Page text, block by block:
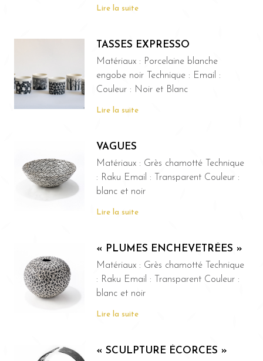
Lire la suite
TASSES EXPRESSO
Matériaux : Porcelaine blanche
engobe noir Technique : Email :
Couleur : Noir et Blanc
Lire la suite
VAGUES
Matériaux : Grès chamotté Technique
: Raku Email : Transparent Couleur :
blanc et noir
Lire la suite
« PLUMES ENCHEVETRÉES »
Matériaux : Grès chamotté Technique
: Raku Email : Transparent Couleur :
blanc et noir
Lire la suite
« SCULPTURE ÉCORCES »